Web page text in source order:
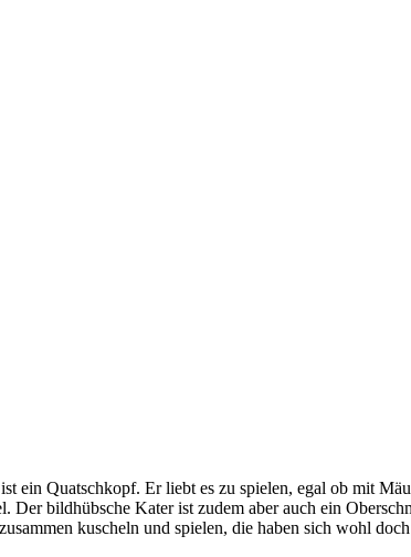
ein Quatschkopf. Er liebt es zu spielen, egal ob mit
Der bildhübsche Kater ist zudem aber auch ein
kuscheln und spielen, die haben sich wohl